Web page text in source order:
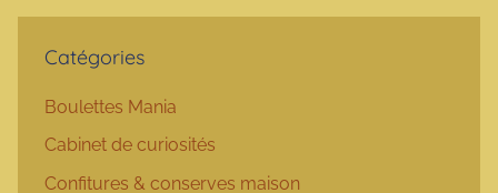
Catégories
Boulettes Mania
Cabinet de curiosités
Confitures & conserves maison